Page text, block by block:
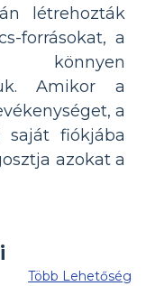
létrehozták
forrásokat, a
könnyen
Amikor a
a
saját fiókjába
azokat a
Több Lehetőség